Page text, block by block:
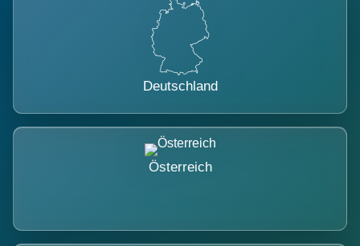
Deutschland
Österreich